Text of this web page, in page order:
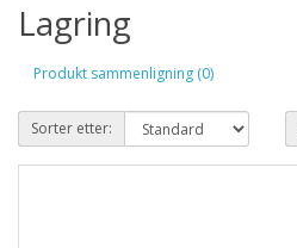
Lagring
Produkt sammenligning (0)
Sorter etter: